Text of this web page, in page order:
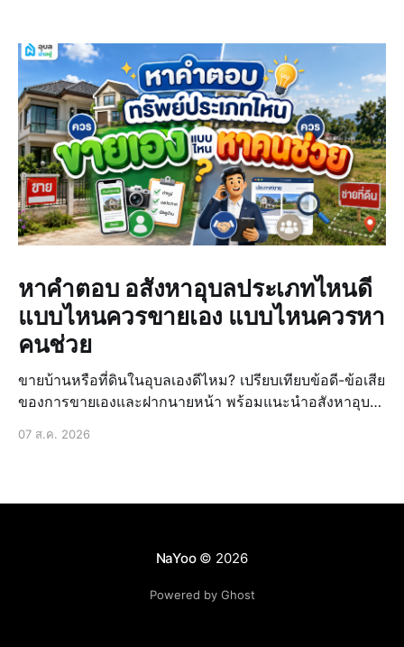
หาคำตอบ อสังหาอุบลประเภทไหนดี
แบบไหนควรขายเอง แบบไหนควรหา
คนช่วย
ขายบ้านหรือที่ดินในอุบลเองดีไหม? เปรียบเทียบข้อดี-ข้อเสีย
ของการขายเองและฝากนายหน้า พร้อมแนะนำอสังหาอุบล
07 ส.ค. 2026
NaYoo© 2026
Powered by Ghost